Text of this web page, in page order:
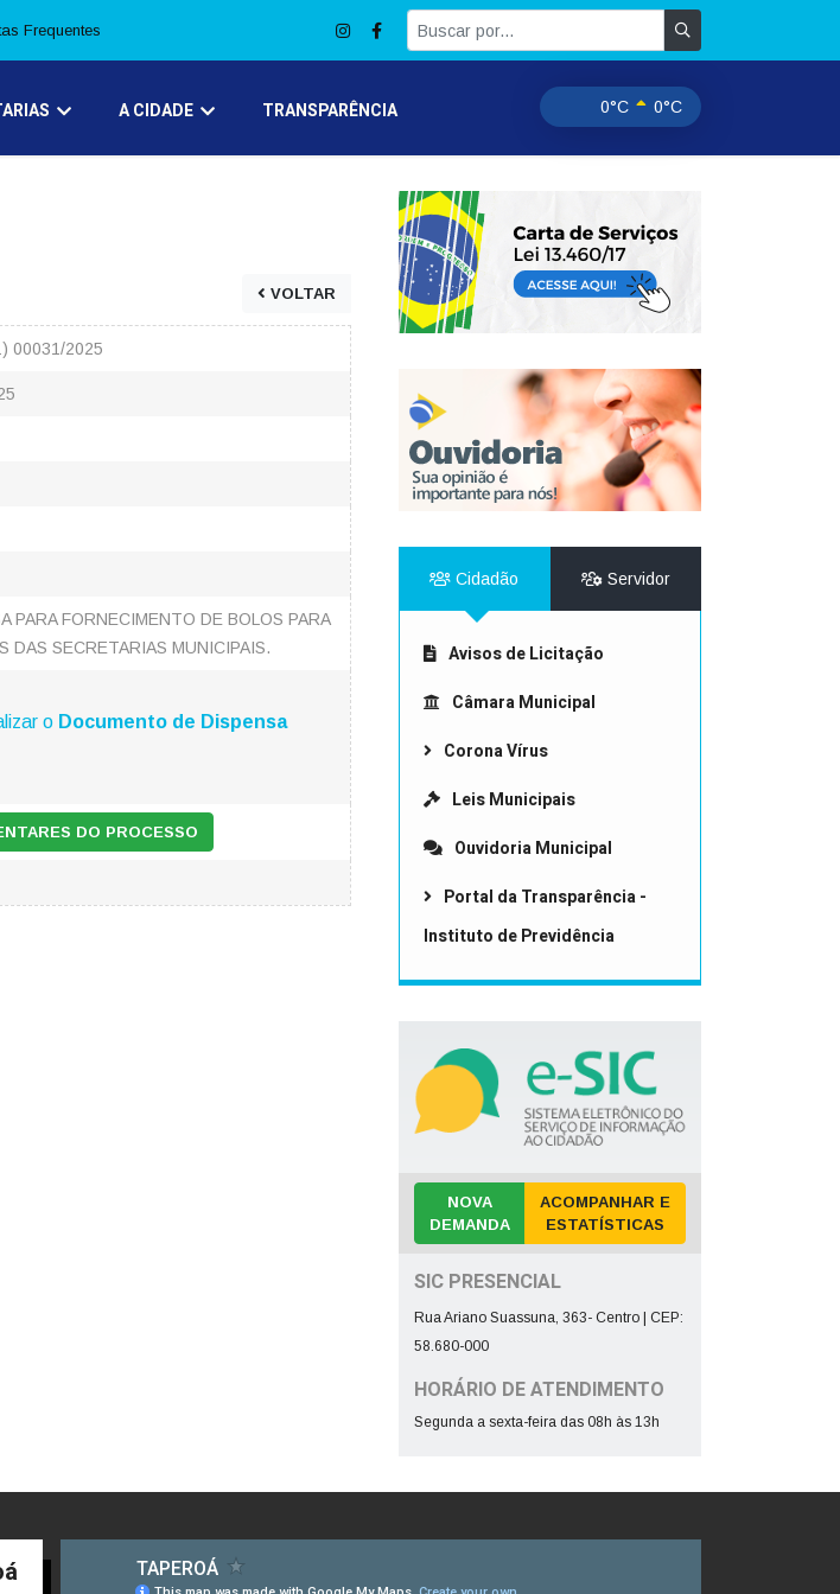
Frequentes
0°C 0°C
A CIDADE TRANSPARÊNCIA
VOLTAR
00031/2025
PARA FORNECIMENTO DE BOLOS PARA
DAS SECRETARIAS MUNICIPAIS.
o Documento de Dispensa
DO PROCESSO
Cidadão Servidor
Avisos de Licitação
Câmara Municipal
Corona Vírus
Leis Municipais
Ouvidoria Municipal
Portal da Transparência -
Instituto de Previdência
NOVA
DEMANDA
ACOMPANHAR E
ESTATÍSTICAS
SIC PRESENCIAL
Rua Ariano Suassuna, 363- Centro | CEP:
58.680-000
HORÁRIO DE ATENDIMENTO
Segunda a sexta-feira das 08h às 13h